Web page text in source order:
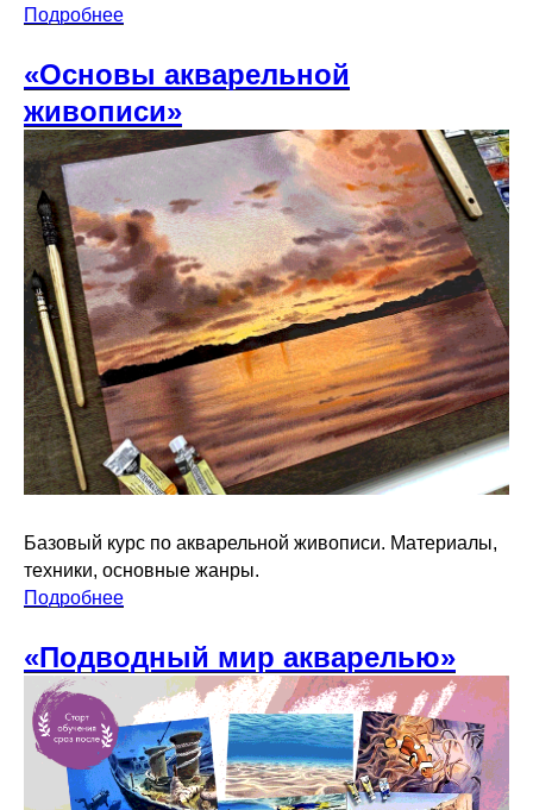
Подробнее
«Основы акварельной
живописи»
Базовый курс по акварельной живописи. Материалы,
техники, основные жанры.
Подробнее
«Подводный мир акварелью»